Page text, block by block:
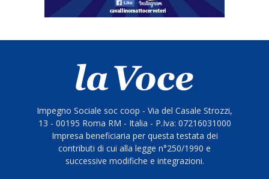
Impegno Sociale soc coop - Via del Casale Strozzi,
13 - 00195 Roma RM - Italia - P.Iva: 07216031000
Impresa beneficiaria per questa testata dei
contributi di cui alla legge n°250/1990 e
successive modifiche e integrazioni.